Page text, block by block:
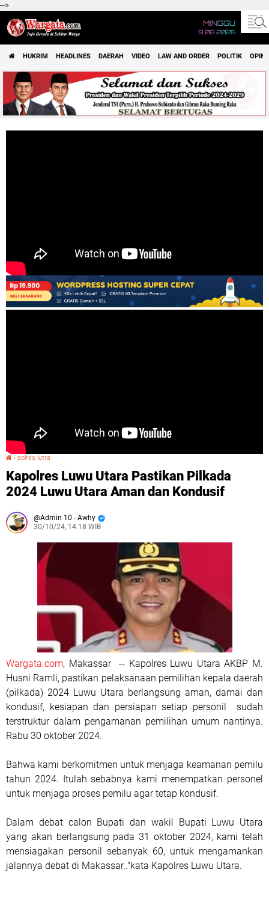
-->
MINGGU
9 08 2026
HUKRIM HEADLINES DAERAH VIDEO LAW AND ORDER POLITIK OPINI
› polres lutra
Kapolres Luwu Utara Pastikan Pilkada
2024 Luwu Utara Aman dan Kondusif
Admin 10 - Awhy
30/10/24, 14:18 WIB
Wargata.com, Makassar -- Kapolres Luwu Utara AKBP M.
Husni Ramli, pastikan pelaksanaan pemilihan kepala daerah
(pilkada) 2024 Luwu Utara berlangsung aman, damai dan
kondusif, kesiapan dan persiapan setiap personil sudah
terstruktur dalam pengamanan pemilihan umum nantinya.
Rabu 30 oktober 2024.
Bahwa kami berkomitmen untuk menjaga keamanan pemilu
tahun 2024. Itulah sebabnya kami menempatkan personel
untuk menjaga proses pemilu agar tetap kondusif.
Dalam debat calon Bupati dan wakil Bupati Luwu Utara
yang akan berlangsung pada 31 oktober 2024, kami telah
mensiagakan personil sebanyak 60, untuk mengamankan
jalannya debat di Makassar.."kata Kapolres Luwu Utara.